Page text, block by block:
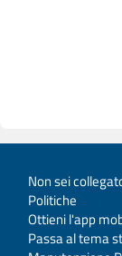
Non sei
Politiche
Ottieni l'app
Passa al tema